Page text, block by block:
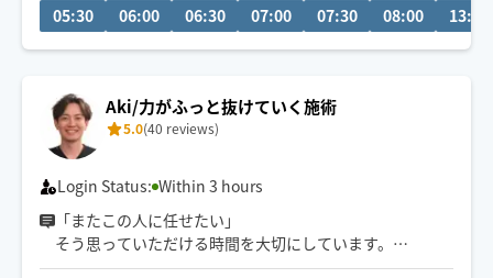
がそばにいてももちろんOKです🙆‍♀
05:30 06:00 06:30 07:00 07:30 08:00 13:00
Aki/力がふっと抜けていく施術
5.0(40 reviews)
Login Status: Within 3 hours
「またこの人に任せたい」
そう思っていただける時間を大切にしています。
はじめまして、プロフィールをご覧いただきまして、あり